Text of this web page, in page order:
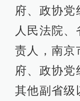
府、政协党
人民法院、
责人，南京
府、政协党
其他副省级